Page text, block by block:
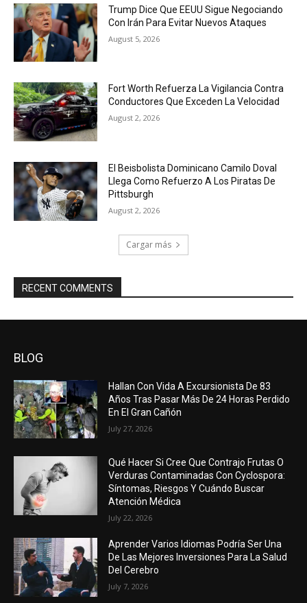
Trump Dice Que EEUU Sigue Negociando
Con Irán Para Evitar Nuevos Ataques
August 5, 2026
Fort Worth Refuerza La Vigilancia Contra
Conductores Que Exceden La Velocidad
August 2, 2026
El Beisbolista Dominicano Camilo Doval
Llega Como Refuerzo A Los Piratas De
Pittsburgh
August 2, 2026
Cargar más
RECENT COMMENTS
BLOG
Hallan Con Vida A Excursionista De 83
Años Tras Pasar Más De 24 Horas Perdido
En El Gran Cañón
July 27, 2026
Qué Hacer Si Cree Que Contrajo Frutas O
Verduras Contaminadas Con Cyclospora:
Síntomas, Riesgos Y Cuándo Buscar
Atención Médica
July 22, 2026
Aprender Varios Idiomas Podría Ser Una
De Las Mejores Inversiones Para La Salud
Del Cerebro
July 7, 2026